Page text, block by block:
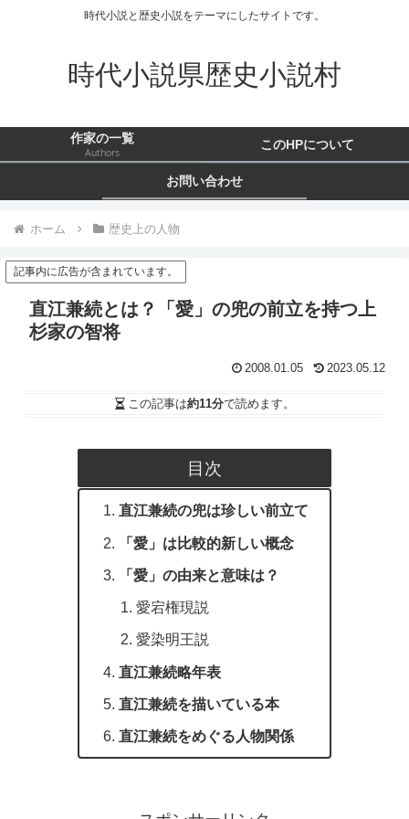
時代小説と歴史小説をテーマにしたサイトです。
時代小説県歴史小説村
作家の一覧
Authors
このHPについて
お問い合わせ
ホーム 歴史上の人物
記事内に広告が含まれています。
直江兼続とは？「愛」の兜の前立を持つ上
杉家の智将
2008.01.05 2023.05.12
この記事は約11分で読めます。
目次
直江兼続の兜は珍しい前立て
「愛」は比較的新しい概念
「愛」の由来と意味は？
愛宕権現説
愛染明王説
直江兼続略年表
直江兼続を描いている本
直江兼続をめぐる人物関係